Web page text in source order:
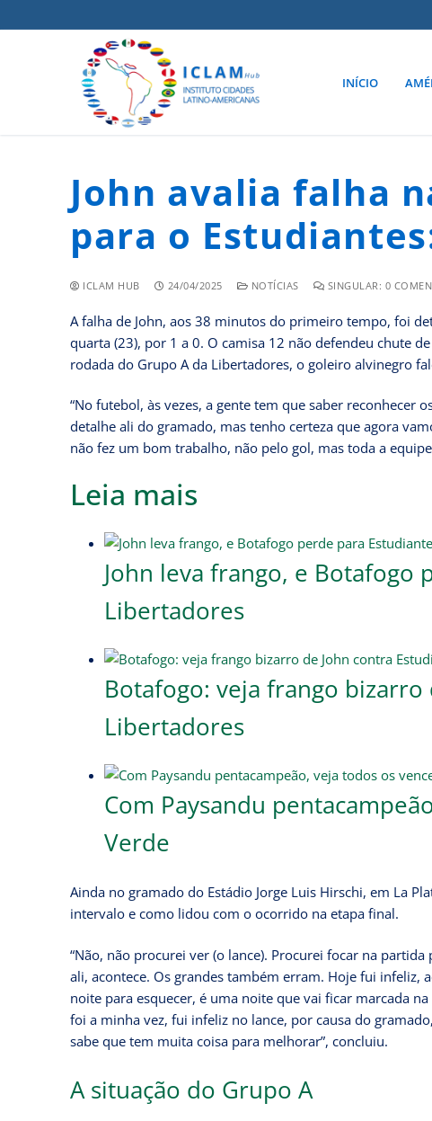
INÍCIO
John avalia falha
para o
ICLAM HUB 24/04/2025 NOTÍCIAS SINGULAR: 0
A falha de John, aos 38 minutos do primeiro tempo, foi
quarta (23), por 1 a 0. O camisa 12 não defendeu chute
rodada do Grupo A da Libertadores, o goleiro alvinegro
“No futebol, às vezes, a gente tem que saber reconhecer
detalhe ali do gramado, mas tenho certeza que agora
não fez um bom trabalho, não pelo gol, mas toda a
Leia mais
John leva frango, e Botafogo
Libertadores
Botafogo: veja frango bizarro
Libertadores
Com Paysandu
Verde
Ainda no gramado do Estádio Jorge Luis Hirschi, em La
intervalo e como lidou com o ocorrido na etapa final.
“Não, não procurei ver (o lance). Procurei focar na
ali, acontece. Os grandes também erram. Hoje fui
noite para esquecer, é uma noite que vai ficar marcada
foi a minha vez, fui infeliz no lance, por causa do
sabe que tem muita coisa para melhorar”, concluiu.
A situação do Grupo A